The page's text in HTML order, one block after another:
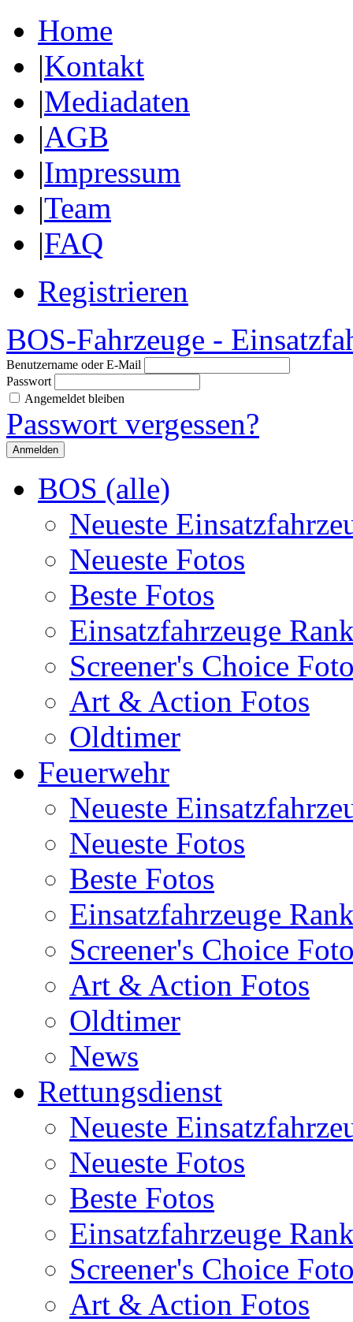
Home
|Kontakt
|Mediadaten
|AGB
|Impressum
|Team
|FAQ
Registrieren
BOS-Fahrzeuge -
Benutzername oder E-Mail
Passwort
Angemeldet bleiben
Passwort vergessen?
BOS (alle)
Neueste
Neueste Fotos
Beste Fotos
Einsatzfahrzeuge
Screener's Choice
Art & Action Fotos
Oldtimer
Feuerwehr
Neueste
Neueste Fotos
Beste Fotos
Einsatzfahrzeuge
Screener's Choice
Art & Action Fotos
Oldtimer
News
Rettungsdienst
Neueste
Neueste Fotos
Beste Fotos
Einsatzfahrzeuge
Screener's Choice
Art & Action Fotos